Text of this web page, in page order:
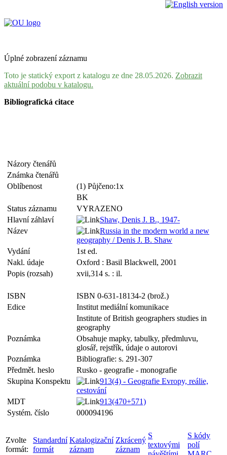
Úplné zobrazení záznamu
Toto je statický export z katalogu ze dne 28.05.2026. Zobrazit
aktuální podobu v katalogu.
Bibliografická citace
Názory čtenářů
Známka čtenářů
Oblíbenost
(1) Půjčeno:1x
BK
Status záznamu
VYRAZENO
Hlavní záhlaví
Shaw, Denis J. B., 1947-
Název
Russia in the modern world a new
geography / Denis J. B. Shaw
Vydání
1st ed.
Nakl. údaje
Oxford : Basil Blackwell, 2001
Popis (rozsah)
xvii,314 s. : il.
ISBN
ISBN 0-631-18134-2 (brož.)
Edice
Institut mediální komunikace
Institute of British geographers studies in
geography
Poznámka
Obsahuje mapky, tabulky, předmluvu,
glosář, rejstřík, údaje o autorovi
Poznámka
Bibliografie: s. 291-307
Předmět. heslo
Rusko - geografie - monografie
Skupina Konspektu
913(4) - Geografie Evropy, reálie,
cestování
MDT
913(470+571)
Systém. číslo
000094196
Zvolte
formát:
Standardní
formát
Katalogizační
záznam
Zkrácený
záznam
S
textovými
S kódy
polí